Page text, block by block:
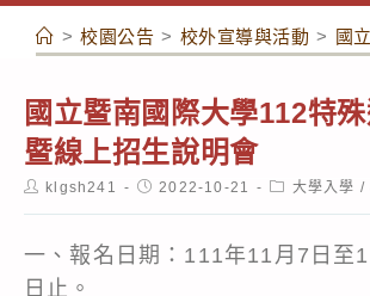
容
> 校園公告 > 校外宣導與活動 > 國
國立暨南國際大學112特
暨線上招生說明會
Postklgsh241
Post2022-10-21
Post大學入學 /
一、報名日期：111年11月7日至
日止。